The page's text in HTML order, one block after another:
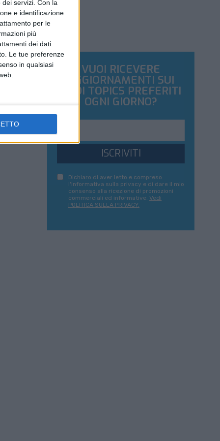
servizi. Con la
e identificazione
per le
più
dei dati
Le tue preferenze
in qualsiasi
VUOI RICEVERE
AGGIORNAMENTI SUI
TUOI TOPICS PREFERITI
OGNI GIORNO?
ISCRIVITI
Dichiaro di aver letto e compreso
l'informativa sulla privacy e di dare il mio
consenso alla ricezione di promozioni
commerciali ed informative. Vedi
POLITICA SULLA PRIVACY.